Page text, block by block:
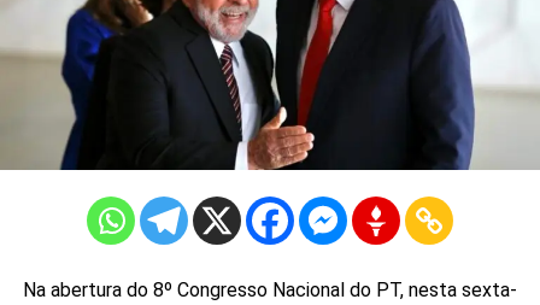
Na abertura do 8º Congresso Nacional do PT, nesta sexta-